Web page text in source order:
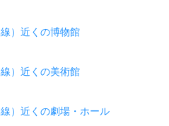
）近くの博物館
）近くの美術館
）近くの劇場・ホール